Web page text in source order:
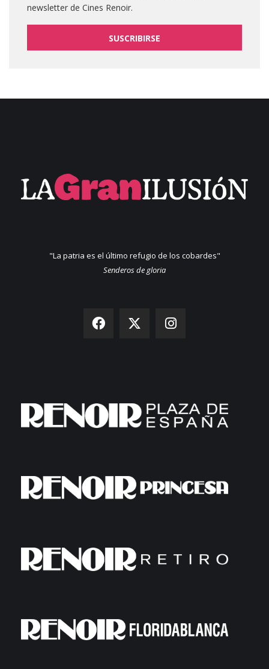
newsletter de Cines Renoir.
SUSCRIBIRSE
"La patria es el último refugio de los cobardes"
Senderos de gloria